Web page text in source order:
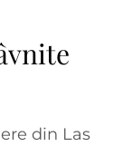
din Las